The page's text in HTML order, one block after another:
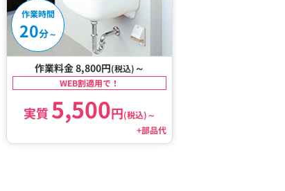
作業時間
20分～
作業料金 8,800円(税込) ～
WEB割適用で！
実質 5,500円(税込)～
+部品代